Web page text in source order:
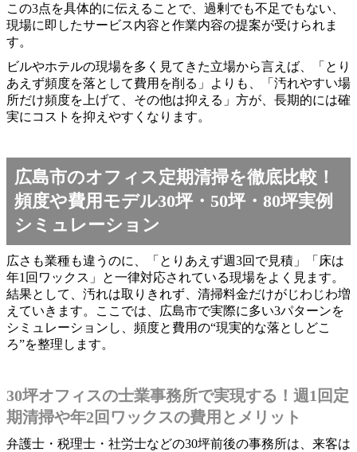
この3点を具体的に伝えることで、過剰でも不足でもない、
現場に即したサービス内容と作業内容の提案が受けられま
す。
ビルやホテルの現場を多く見てきた立場から言えば、「とり
あえず頻度を落として費用を削る」よりも、「汚れやすい場
所だけ頻度を上げて、その他は抑える」方が、長期的には確
実にコストを抑えやすくなります。
広島市のオフィス定期清掃を徹底比較！
頻度や費用モデル30坪・50坪・80坪実例
シミュレーション
広さも業種も違うのに、「とりあえず週3回で見積」「床は
年1回ワックス」と一律対応されている現場をよく見ます。
結果として、汚れは取りきれず、清掃料金だけがじわじわ増
えていきます。ここでは、広島市で実際に多い3パターンを
シミュレーションし、頻度と費用の“現実的な落としどこ
ろ”を整理します。
30坪オフィスの士業事務所で実現する！週1回定
期清掃や年2回ワックスの費用とメリット
弁護士・税理士・社労士などの30坪前後の事務所は、来客は